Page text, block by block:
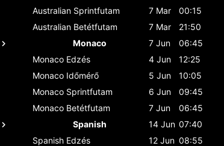
Australian Sprintfutam 7 Mar
00:15
Australian Betétfutam 7 Mar
21:50
Monaco
7 Jun
06:45
Monaco Edzés 4 Jun
12:25
Monaco Időmérő 5 Jun
10:05
Monaco Sprintfutam 6 Jun
09:45
Monaco Betétfutam 7 Jun
06:45
Spanish
14 Jun 07:40
Spanish Edzés 12 Jun 08:55